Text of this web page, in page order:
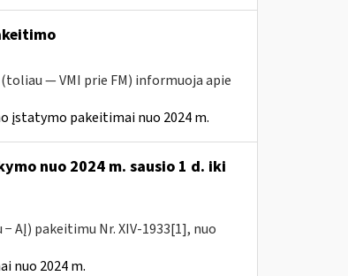
— VMI prie FM) informuoja apie
įstatymo pakeitimai nuo 2024 m.
nuo 2024 m. sausio 1 d. iki
AĮ) pakeitimu Nr. XIV-1933[1], nuo
nuo 2024 m.